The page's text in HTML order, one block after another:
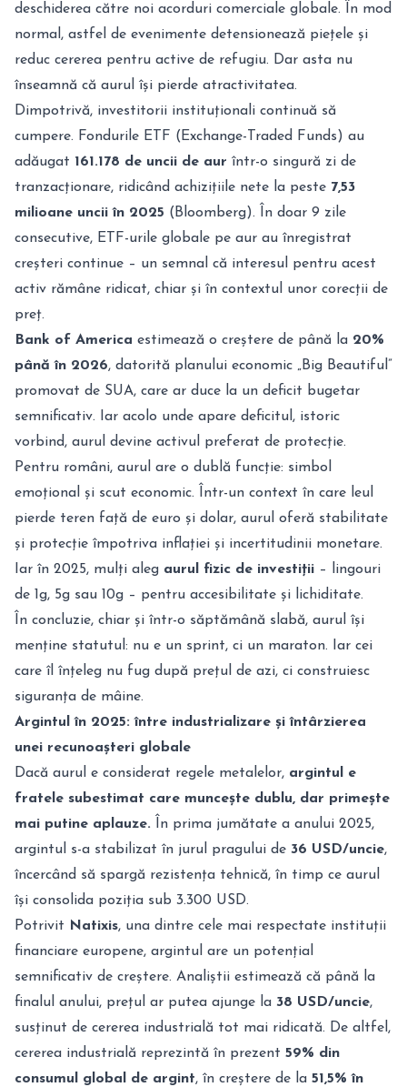
deschiderea către noi acorduri comerciale globale. În mod
normal, astfel de evenimente detensionează piețele și
reduc cererea pentru active de refugiu. Dar asta nu
înseamnă că aurul își pierde atractivitatea.
Dimpotrivă, investitorii instituționali continuă să
cumpere. Fondurile ETF (Exchange-Traded Funds) au
adăugat 161.178 de uncii de aur într-o singură zi de
tranzacționare, ridicând achizițiile nete la peste 7,53
milioane uncii în 2025 (Bloomberg). În doar 9 zile
consecutive, ETF-urile globale pe aur au înregistrat
creșteri continue – un semnal că interesul pentru acest
activ rămâne ridicat, chiar și în contextul unor corecții de
preț.
Bank of America estimează o creștere de până la 20%
până în 2026, datorită planului economic „Big Beautiful”
promovat de SUA, care ar duce la un deficit bugetar
semnificativ. Iar acolo unde apare deficitul, istoric
vorbind, aurul devine activul preferat de protecție.
Pentru români, aurul are o dublă funcție: simbol
emoțional și scut economic. Într-un context în care leul
pierde teren față de euro și dolar, aurul oferă stabilitate
și protecție împotriva inflației și incertitudinii monetare.
Iar în 2025, mulți aleg aurul fizic de investiții – lingouri
de 1g, 5g sau 10g – pentru accesibilitate și lichiditate.
În concluzie, chiar și într-o săptămână slabă, aurul își
menține statutul: nu e un sprint, ci un maraton. Iar cei
care îl înțeleg nu fug după prețul de azi, ci construiesc
siguranța de mâine.
Argintul în 2025: între industrializare și întârzierea
unei recunoașteri globale
Dacă aurul e considerat regele metalelor, argintul e
fratele subestimat care muncește dublu, dar primește
mai putine aplauze.
În prima jumătate a anului 2025,
argintul s-a stabilizat în jurul pragului de 36 USD/uncie,
încercând să spargă rezistența tehnică, în timp ce aurul
își consolida poziția sub 3.300 USD.
Potrivit Natixis, una dintre cele mai respectate instituții
financiare europene, argintul are un potențial
semnificativ de creștere. Analiștii estimează că până la
finalul anului, prețul ar putea ajunge la 38 USD/uncie,
susținut de cererea industrială tot mai ridicată. De altfel,
cererea industrială reprezintă în prezent 59% din
consumul global de argint, în creștere de la 51,5% în